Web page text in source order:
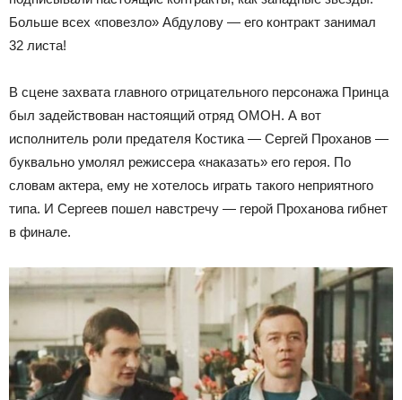
Больше всех «повезло» Абдулову — его контракт занимал
32 листа!
В сцене захвата главного отрицательного персонажа Принца
был задействован настоящий отряд ОМОН. А вот
исполнитель роли предателя Костика — Сергей Проханов —
буквально умолял режиссера «наказать» его героя. По
словам актера, ему не хотелось играть такого неприятного
типа. И Сергеев пошел навстречу — герой Проханова гибнет
в финале.